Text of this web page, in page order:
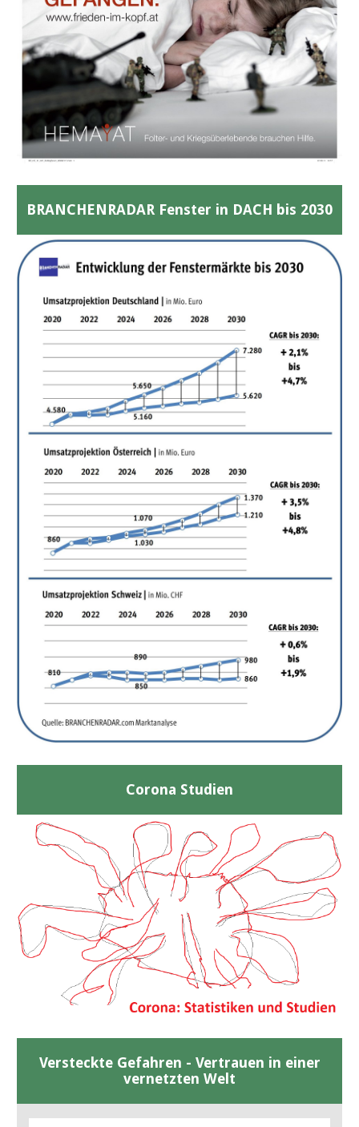
BRANCHENRADAR Fenster in DACH bis 2030
Corona Studien
Versteckte Gefahren - Vertrauen in einer
vernetzten Welt